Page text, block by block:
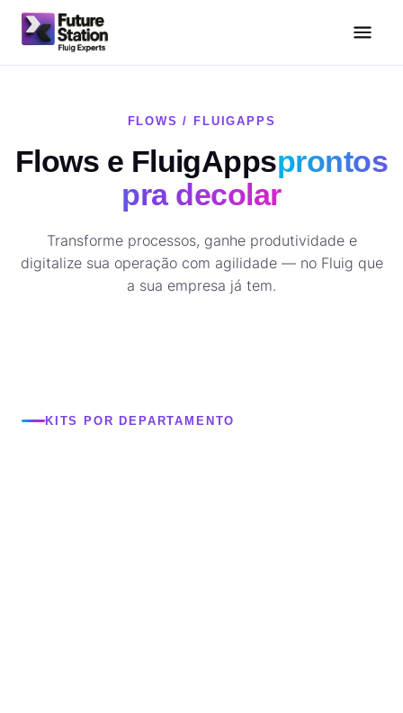
FLOWS / FLUIGAPPS
Flows e FluigAppsprontos
pra decolar
Transforme processos, ganhe produtividade e
digitalize sua operação com agilidade — no Fluig que
a sua empresa já tem.
KITS POR DEPARTAMENTO